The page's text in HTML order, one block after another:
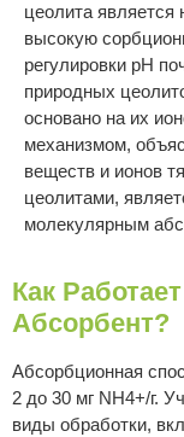
цеолита
высокую
регулировки pH
природных
основано на их
механизмом,
веществ и ионов
цеолитами,
молекулярным
Как
Абсорбент?
Абсорбционная
2 до 30 мг NH4+/г.
виды обработки,